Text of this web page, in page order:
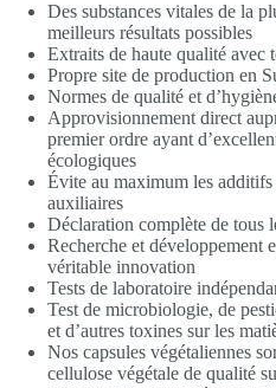
Des substances vitales de la
meilleurs résultats possibles
Extraits de haute qualité avec
Propre site de production en
Normes de qualité et
Approvisionnement direct
premier ordre ayant
écologiques
Évite au maximum les additifs
auxiliaires
Déclaration complète de tous
Recherche et développement
véritable innovation
Tests de laboratoire
Test de microbiologie, de
et d’autres toxines sur les
Nos capsules végétaliennes
cellulose végétale de qualité